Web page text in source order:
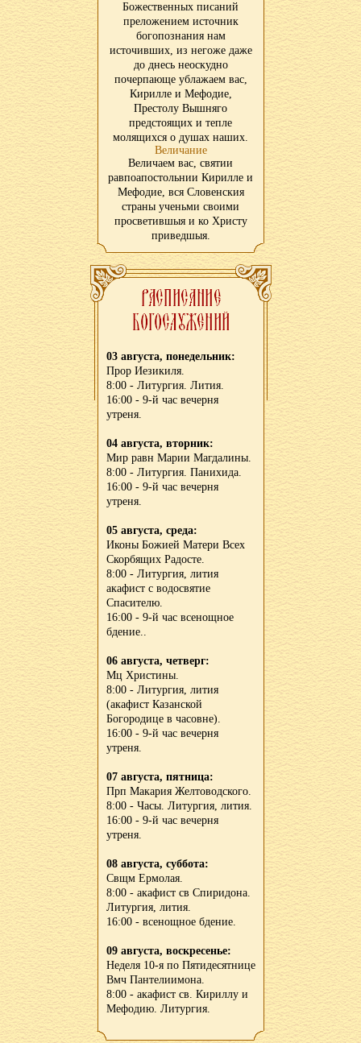
Божественных писаний
преложением источник
богопознания нам
источивших, из негоже даже
до днесь неоскудно
почерпающе ублажаем вас,
Кирилле и Мефодие,
Престолу Вышняго
предстоящих и тепле
молящихся о душах наших.
Величание
Величаем вас, святии
равпоапостольнии Кирилле и
Мефодие, вся Словенския
страны ученьми своими
просветившыя и ко Христу
приведшыя.
03 августа, понедельник:
Прор Иезикиля.
8:00 - Литургия. Лития.
16:00 - 9-й час вечерня
утреня.
04 августа, вторник:
Мир равн Марии Магдалины.
8:00 - Литургия. Панихида.
16:00 - 9-й час вечерня
утреня.
05 августа, среда:
Иконы Божией Матери Всех
Скорбящих Радосте.
8:00 - Литургия, лития
акафист с водосвятие
Спасителю.
16:00 - 9-й час всенощное
бдение..
06 августа, четверг:
Мц Христины.
8:00 - Литургия, лития
(акафист Казанской
Богородице в часовне).
16:00 - 9-й час вечерня
утреня.
07 августа, пятница:
Прп Макария Желтоводского.
8:00 - Часы. Литургия, лития.
16:00 - 9-й час вечерня
утреня.
08 августа, суббота:
Свщм Ермолая.
8:00 - акафист св Спиридона.
Литургия, лития.
16:00 - всенощное бдение.
09 августа, воскресенье:
Неделя 10-я по Пятидесятнице
Вмч Пантелиимона.
8:00 - акафист св. Кириллу и
Мефодию. Литургия.